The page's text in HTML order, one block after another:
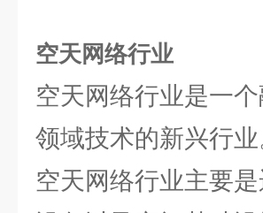
空天网络行业
空天网络行业是一
领域技术的新兴行业
空天网络行业主要